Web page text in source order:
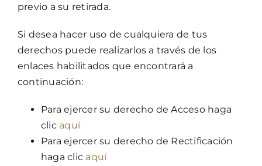
previo a su retirada.
Si desea hacer uso de cualquiera de tus
derechos puede realizarlos a través de los
enlaces habilitados que encontrará a
continuación:
Para ejercer su derecho de Acceso haga
clic aquí
Para ejercer su derecho de Rectificación
haga clic aquí